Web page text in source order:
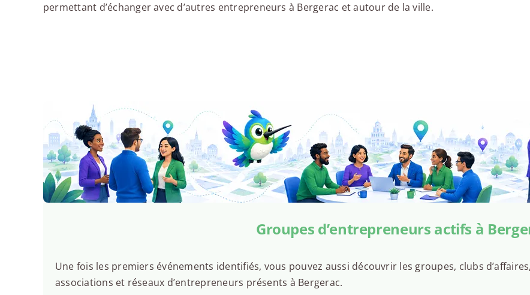
permettant d’échanger avec d’autres entrepreneurs à Bergerac et autour de la ville.
Groupes d’entrepreneurs actifs à
Une fois les premiers événements identifiés, vous pouvez aussi découvrir les groupes, clubs d’affaires,
associations et réseaux d’entrepreneurs présents à Bergerac.